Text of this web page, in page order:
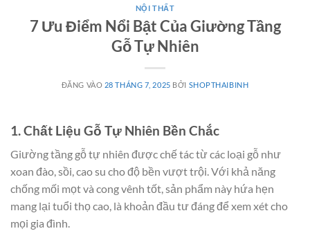
NỘI THẤT
7 Ưu Điểm Nổi Bật Của Giường Tầng
Gỗ Tự Nhiên
ĐĂNG VÀO 28 THÁNG 7, 2025 BỞI SHOPTHAIBINH
1. Chất Liệu Gỗ Tự Nhiên Bền Chắc
Giường tầng gỗ tự nhiên được chế tác từ các loại gỗ như
xoan đào, sồi, cao su cho độ bền vượt trội. Với khả năng
chống mối mọt và cong vênh tốt, sản phẩm này hứa hẹn
mang lại tuổi thọ cao, là khoản đầu tư đáng để xem xét cho
mọi gia đình.